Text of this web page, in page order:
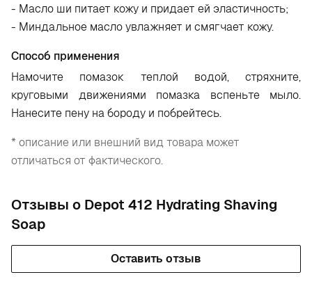
- Масло ши питает кожу и придает ей эластичность;
- Миндальное масло увлажняет и смягчает кожу.
Способ применения
Намочите помазок теплой водой, стряхните,
круговыми движениями помазка вспеньте мыло.
Нанесите пену на бороду и побрейтесь.
* описание или внешний вид товара может
отличаться от фактического.
Отзывы о Depot 412 Hydrating Shaving
Soap
Оставить отзыв